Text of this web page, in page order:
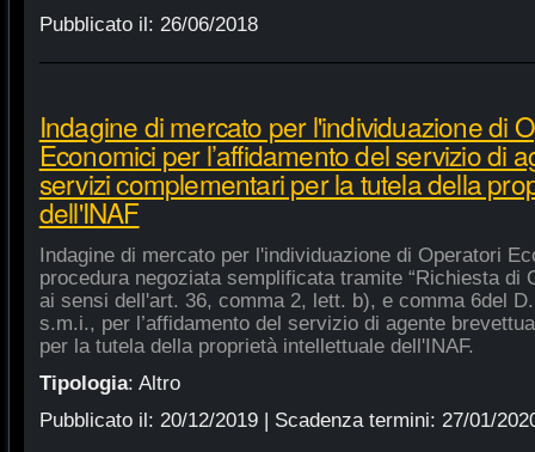
Pubblicato il: 26/06/2018
Indagine di mercato per l'individuazione di
Economici per l’affidamento del servizio di
servizi complementari per la tutela della
dell'INAF
Indagine di mercato per l'individuazione di Operatori
procedura negoziata semplificata tramite “Richiesta di
ai sensi dell'art. 36, comma 2, lett. b), e comma 6del
s.m.i., per l’affidamento del servizio di agente
per la tutela della proprietà intellettuale dell'INAF.
Tipologia: Altro
Pubblicato il: 20/12/2019| Scadenza termini: 27/01/